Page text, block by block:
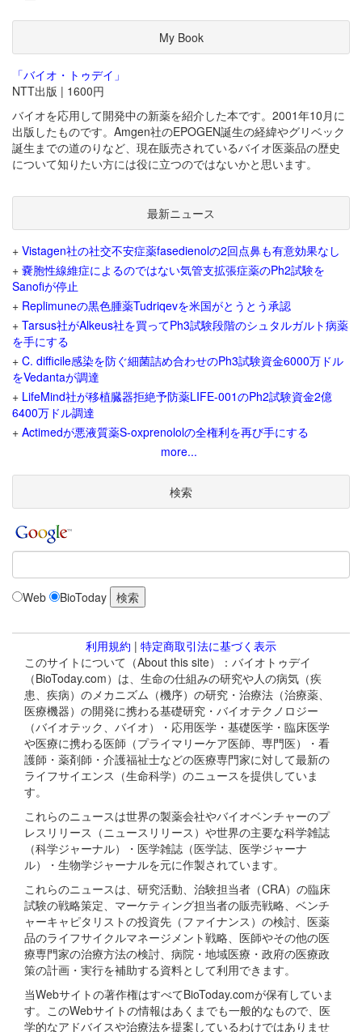
My Book
「バイオ・トゥデイ」
NTT出版 | 1600円
バイオを応用して開発中の新薬を紹介した本です。2001年10月に
出版したものです。Amgen社のEPOGEN誕生の経緯やグリベック
誕生までの道のりなど、現在販売されているバイオ医薬品の歴史
について知りたい方には役に立つのではないかと思います。
最新ニュース
+ Vistagen社の社交不安症薬fasedienolの2回点鼻も有意効果なし
+ 嚢胞性線維症によるのではない気管支拡張症薬のPh2試験を
Sanofiが停止
+ Replimuneの黒色腫薬Tudriqevを米国がとうとう承認
+ Tarsus社がAlkeus社を買ってPh3試験段階のシュタルガルト病薬
を手にする
+ C. difficile感染を防ぐ細菌詰め合わせのPh3試験資金6000万ドル
をVedantaが調達
+ LifeMind社が移植臓器拒絶予防薬LIFE-001のPh2試験資金2億
6400万ドル調達
+ Actimedが悪液質薬S-oxprenololの全権利を再び手にする
more...
検索
Web BioToday
利用規約 | 特定商取引法に基づく表示
このサイトについて（About this site）：バイオトゥデイ
（BioToday.com）は、生命の仕組みの研究や人の病気（疾
患、疾病）のメカニズム（機序）の研究・治療法（治療薬、
医療機器）の開発に携わる基礎研究・バイオテクノロジー
（バイオテック、バイオ）・応用医学・基礎医学・臨床医学
や医療に携わる医師（プライマリーケア医師、専門医）・看
護師・薬剤師・介護福祉士などの医療専門家に対して最新の
ライフサイエンス（生命科学）のニュースを提供していま
す。
これらのニュースは世界の製薬会社やバイオベンチャーのプ
レスリリース（ニュースリリース）や世界の主要な科学雑誌
（科学ジャーナル）・医学雑誌（医学誌、医学ジャーナ
ル）・生物学ジャーナルを元に作製されています。
これらのニュースは、研究活動、治験担当者（CRA）の臨床
試験の戦略策定、マーケティング担当者の販売戦略、ベンチ
ャーキャピタリストの投資先（ファイナンス）の検討、医薬
品のライフサイクルマネージメント戦略、医師やその他の医
療専門家の治療方法の検討、病院・地域医療・政府の医療政
策の計画・実行を補助する資料として利用できます。
当Webサイトの著作権はすべてBioToday.comが保有していま
す。このWebサイトの情報はあくまでも一般的なもので、医
学的なアドバイスや治療法を提案しているわけではありませ